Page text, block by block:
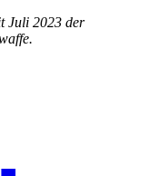
Juli 2023 der